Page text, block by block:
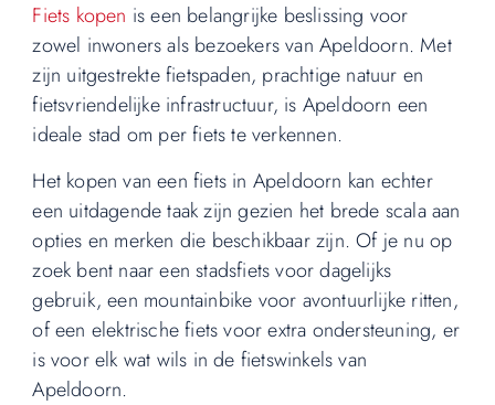
Fiets kopen is een belangrijke beslissing voor
zowel inwoners als bezoekers van Apeldoorn. Met
zijn uitgestrekte fietspaden, prachtige natuur en
fietsvriendelijke infrastructuur, is Apeldoorn een
ideale stad om per fiets te verkennen.
Het kopen van een fiets in Apeldoorn kan echter
een uitdagende taak zijn gezien het brede scala aan
opties en merken die beschikbaar zijn. Of je nu op
zoek bent naar een stadsfiets voor dagelijks
gebruik, een mountainbike voor avontuurlijke ritten,
of een elektrische fiets voor extra ondersteuning, er
is voor elk wat wils in de fietswinkels van
Apeldoorn.